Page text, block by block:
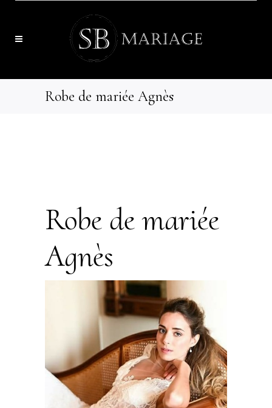
Robe de mariée Agnès
Robe de mariée
Agnès